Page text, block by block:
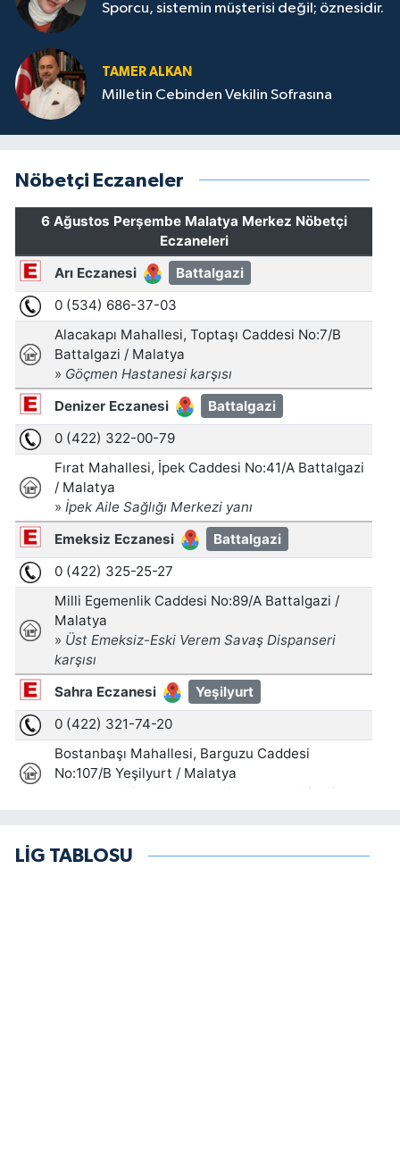
Sporcu, sistemin müşterisi değil; öznesidir.
TAMER ALKAN
Milletin Cebinden Vekilin Sofrasına
Nöbetçi Eczaneler
LİG TABLOSU